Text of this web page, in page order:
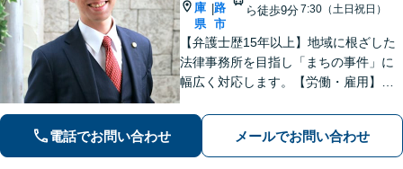
庫
県
|路
市
ら徒歩9分7:30（土日祝日）
【弁護士歴15年以上】地域に根ざした
法律事務所を目指し「まちの事件」に
幅広く対応します。【労働・雇用】残
せんか？正しい知識で正当な権利を主
張します。【相続・遺言】遺言書作成
のサポートはお任せください。
電話でお問い合わせ メールでお問い合わせ